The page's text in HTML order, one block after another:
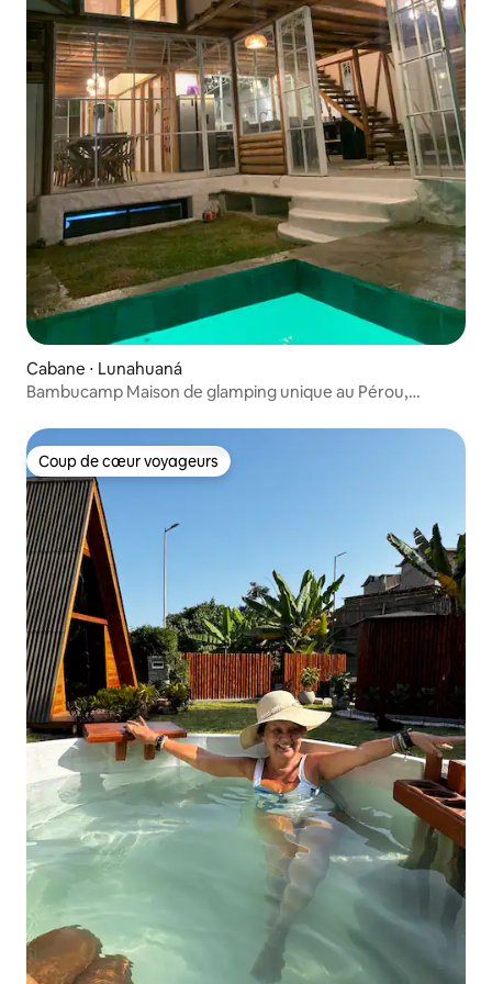
Cabane ⋅ Lunahuaná
Bambucamp Maison de glamping unique au Pérou,
Coup de cœur voyageurs
Coup de cœur voyageurs